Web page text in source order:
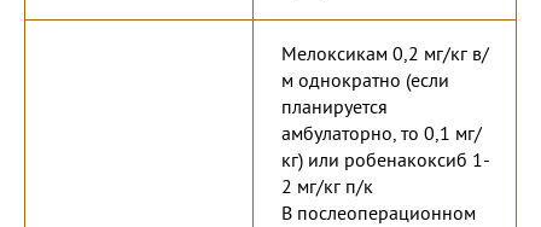
Мелоксикам 0,2 мг/кг в/
м однократно (если
планируется
амбулаторно, то 0,1 мг/
кг) или робенакоксиб 1-
2 мг/кг п/к
В послеоперационном